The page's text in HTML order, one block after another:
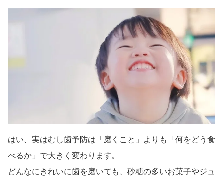
はい、実はむし歯予防は「磨くこと」よりも「何をどう食
べるか」で大きく変わります。
どんなにきれいに歯を磨いても、砂糖の多いお菓子やジュ